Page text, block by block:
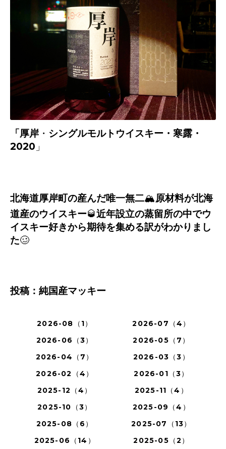
「厚岸 ・ シングルモルトウイスキー・ 寒露・
2020」
北海道厚岸町の産んだ唯一無二🏔原材料が北海
道産のウイスキー🥃近年設立の蒸留所の中でウ
イスキー好きから期待を集める訳がわかりまし
た🥴
投稿：純国産マッキー
2026-08（1）
2026-07（4）
2026-06（3）
2026-05（7）
2026-04（7）
2026-03（3）
2026-02（4）
2026-01（3）
2025-12（4）
2025-11（4）
2025-10（3）
2025-09（4）
2025-08（6）
2025-07（13）
2025-06（14）
2025-05（2）